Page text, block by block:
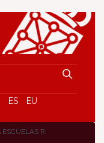
ES EU
RURALES